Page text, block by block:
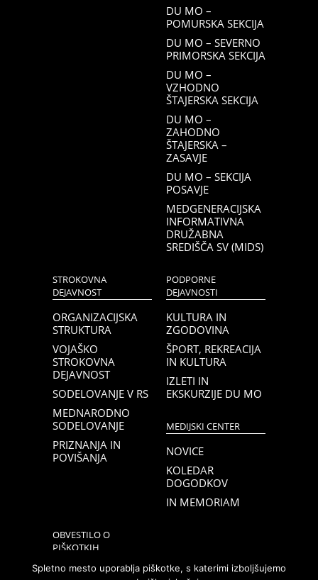
DU MO –
POMURSKA SEKCIJA
DU MO – SEVERNO
PRIMORSKA SEKCIJA
DU MO –
VZHODNO
ŠTAJERSKA SEKCIJA
DU MO –
ZAHODNO
ŠTAJERSKA –
ZASAVJE
DU MO – SEKCIJA
POSAVJE
MEDGENERACIJSKA
INFORMATIVNA
DRUŽABNA
SREDIŠČA SV (MIDS)
STROKOVNA
DEJAVNOST
ORGANIZACIJSKA
STRUKTURA
VOJAŠKO
STROKOVNA
DEJAVNOST
SODELOVANJE V RS
MEDNARODNO
SODELOVANJE
PRIZNANJA IN
POVIŠANJA
PODPORNE
DEJAVNOSTI
KULTURA IN
ZGODOVINA
ŠPORT, REKREACIJA
IN KULTURA
IZLETI IN
EKSKURZIJE DU MO
MEDIJSKI CENTER
NOVICE
KOLEDAR
DOGODKOV
IN MEMORIAM
OBVESTILO O
PIŠKOTKIH
Spletno mesto uporablja piškotke, s katerimi izboljšujemo